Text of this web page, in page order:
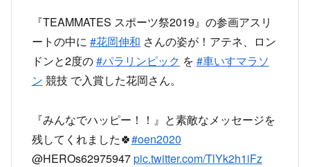
『TEAMMATES スポーツ祭2019』の参画アスリ
ートの中に #花岡伸和 さんの姿が！アテネ、ロン
ドンと2度の#パラリンピック を #車いすマラソ
ン 競技 で入賞した花岡さん。
『みんなでハッピー！！』と素敵なメッセージを
残してくれました🍀#oen2020
@HEROs62975947pic.twitter.com/TlYk2h1iFz